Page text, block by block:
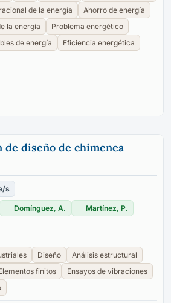
de la energía
Ahorro de energía
la energía
Problema energético
de energía
Eficiencia energética
de diseño de chimenea
s
Domínguez, A. Martínez, P.
Diseño
Análisis estructural
finitos
Ensayos de vibraciones